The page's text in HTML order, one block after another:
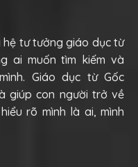
hệ tư tưởng giáo dục từ
ai muốn tìm kiếm và
Giáo dục từ Gốc
giúp con người trở về
rõ mình là ai, mình